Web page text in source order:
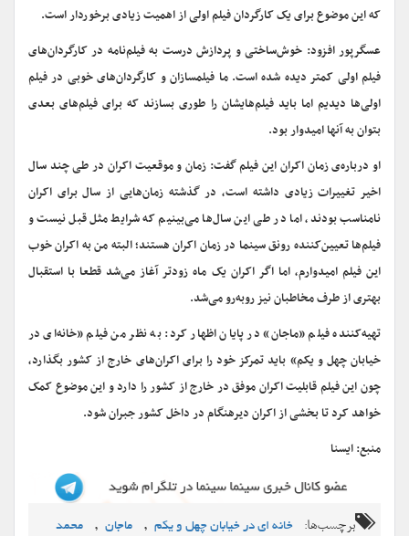
که این موضوع برای یک کارگردان فیلم اولی از اهمیت زیادی برخوردار است.
عسگرپور افزود: خوش‌ساختی و پردازش درست به فیلم‌نامه در کارگردان‌های
فیلم اولی کمتر دیده شده است. ما فیلمسازان و کارگردان‌های خوبی در فیلم
اولی‌ها دیدیم اما باید فیلم‌هایشان را طوری بسازند که برای فیلم‌های بعدی
بتوان به آنها امیدوار بود.
او درباره‌ی زمان اکران این فیلم گفت: زمان و موقعیت اکران در طی چند سال
اخیر تغییرات زیادی داشته است، در گذشته زمان‌هایی از سال برای اکران
نامناسب بودند، اما در طی این سال‌ها می‌بینیم که شرایط مثل قبل نیست و
فیلم‌ها تعیین‌کننده رونق سینما در زمان اکران هستند؛ البته من به اکران خوب
این فیلم امیدوارم، اما اگر اکران یک ماه زودتر آغاز می‌شد قطعا با استقبال
بهتری از طرف مخاطبان نیز روبه‌رو می‌شد.
تهیه‌کننده فیلم «ماجان» در پایان اظهار کرد: به نظر من فیلم «خانه‌ای در
خیابان چهل و یکم» باید تمرکز خود را برای اکران‌های خارج از کشور بگذارد،
چون این فیلم قابلیت اکران موفق در خارج از کشور را دارد و این موضوع کمک
خواهد کرد تا بخشی از اکران دیرهنگام در داخل کشور جبران شود.
منبع: ایسنا
برچسب‌ها: خانه ای در خیابان چهل و یکم , ماجان ,
محمد